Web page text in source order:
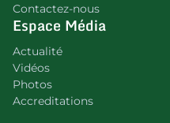
Contactez-nous
Espace Média
Actualité
Vidéos
Photos
Accreditations